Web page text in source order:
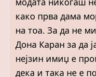
како прва дама
на тоа. За да не
Дона Каран за да
нејзин имиџ е
дека и така не е